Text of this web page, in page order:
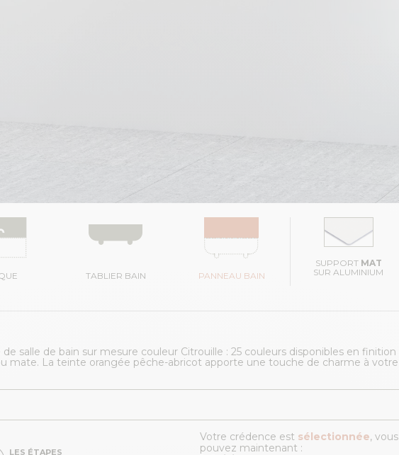
TABLIER BAIN PANNEAU BAIN
SUPPORT MAT
SUR ALUMINIUM
de salle de bain sur mesure couleur Citrouille : 25 couleurs disponibles en finition
mate. La teinte orangée pêche-abricot apporte une touche de charme à votre
LES ÉTAPES
Votre crédence est sélectionnée, vous
pouvez maintenant :